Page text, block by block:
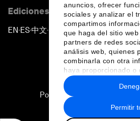
anuncios, ofrecer
sociales y analizar el
compartimos
que haga del sitio
partners de redes
análisis web, quienes
combinarla con otra
haya proporcionado o
recopilado a partir del
hecho de sus
Permitir
Ediciones en otros idiomas
EN ▪ES▪中文▪ 日本語
Política de privacidad y
Sitemap